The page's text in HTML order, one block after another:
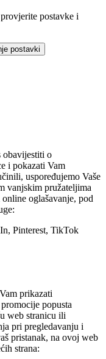
postavke i
postavki
obavijestiti o
i pokazati Vam
uspoređujemo Vaše
vanjskim pružateljima
oglašavanje, pod
Pinterest, TikTok
prikazati
popusta
web stranicu ili
pri pregledavanju i
pristanak, na ovoj web
strana: